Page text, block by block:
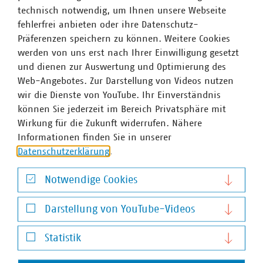
zur EEG-Reform und lud die Verbände zur Stellungnahme
ein.
Nächste Termine
MEHR ZU NÄCHSTE TERMINE
ALLE VERANSTALTUNGEN
16 – 17
Sept. 2026
VKU-Stadtwerkekongress 2026
technisch notwendig, um Ihnen unsere Webseite
fehlerfrei anbieten oder ihre Datenschutz-
Präferenzen speichern zu können. Weitere Cookies
werden von uns erst nach Ihrer Einwilligung gesetzt
und dienen zur Auswertung und Optimierung des
Web-Angebotes. Zur Darstellung von Videos nutzen
wir die Dienste von YouTube. Ihr Einverständnis
können Sie jederzeit im Bereich Privatsphäre mit
Wirkung für die Zukunft widerrufen. Nähere
Informationen finden Sie in unserer
Datenschutzerklärung.
Notwendige Cookies
Notwendige Cookies
Darstellung von YouTube-Videos
Darstellung von YouTube-Videos
Statistik
Statistik